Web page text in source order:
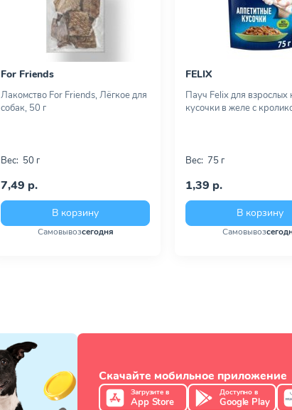
For Friends
Лакомство For Friends, Лёгкое для
собак, 50 г
Вес: 50 г
7,49 р.
В корзину
Самовывозсегодня
FELIX
Пауч Felix для взрослых
кусочки в желе с
Вес: 75 г
1,39 р.
В корзину
Самовывоз
Скачайте мобильное приложение
Загрузите в
App Store
Доступно в
Google Play